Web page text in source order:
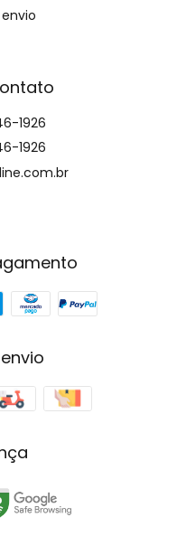
1926
1926